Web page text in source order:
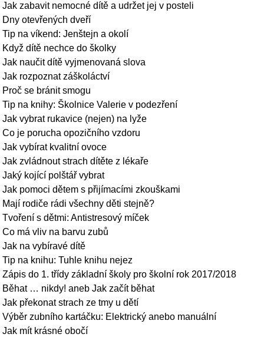
Jak zabavit nemocné dítě a udržet jej v posteli
Dny otevřených dveří
Tip na víkend: Jenštejn a okolí
Když dítě nechce do školky
Jak naučit dítě vyjmenovaná slova
Jak rozpoznat záškoláctví
Proč se bránit smogu
Tip na knihy: Školnice Valerie v podezření
Jak vybrat rukavice (nejen) na lyže
Co je porucha opozičního vzdoru
Jak vybírat kvalitní ovoce
Jak zvládnout strach dítěte z lékaře
Jaký kojící polštář vybrat
Jak pomoci dětem s přijímacími zkouškami
Mají rodiče rádi všechny děti stejně?
Tvoření s dětmi: Antistresový míček
Co má vliv na barvu zubů
Jak na vybíravé dítě
Tip na knihu: Tuhle knihu nejez
Zápis do 1. třídy základní školy pro školní rok 2017/2018
Běhat … nikdy! aneb Jak začít běhat
Jak překonat strach ze tmy u dětí
Výběr zubního kartáčku: Elektrický anebo manuální
Jak mít krásné obočí